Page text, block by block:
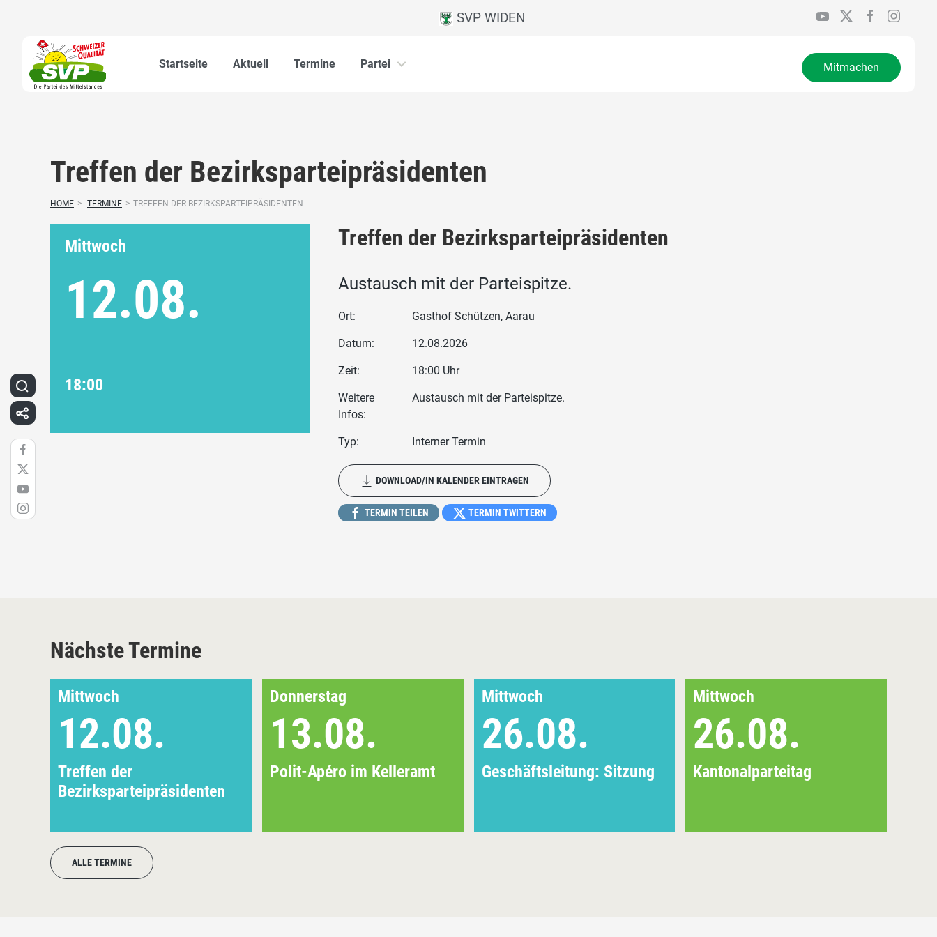
SVP WIDEN
Startseite Aktuell Termine Partei Mitmachen
Treffen der Bezirksparteipräsidenten
HOME > TERMINE > TREFFEN DER BEZIRKSPARTEIPRÄSIDENTEN
Mittwoch
12.08.
18:00
Treffen der Bezirksparteipräsidenten
Austausch mit der Parteispitze.
Ort: Gasthof Schützen, Aarau
Datum: 12.08.2026
Zeit: 18:00 Uhr
Weitere
Infos:
Austausch mit der Parteispitze.
Typ: Interner Termin
DOWNLOAD/IN KALENDER EINTRAGEN
TERMIN TEILEN TERMIN TWITTERN
Nächste Termine
Mittwoch
12.08.
Treffen der
Bezirksparteipräsidenten
Donnerstag
13.08.
Polit-Apéro im Kelleramt
Mittwoch
26.08.
Geschäftsleitung: Sitzung
Mittwoch
26.08.
Kantonalparteitag
ALLE TERMINE